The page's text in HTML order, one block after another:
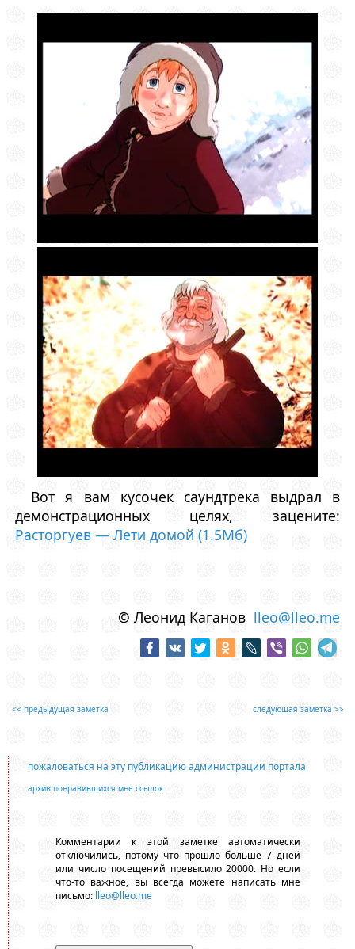
Вот я вам кусочек саундтрека выдрал в
демонстрационных целях, зацените:
Расторгуев — Лети домой (1.5Мб)
© Леонид Каганов lleo@lleo.me
<< предыдущая заметка следующая заметка >>
пожаловаться на эту публикацию администрации портала
архив понравившихся мне ссылок
Комментарии к этой заметке автоматически
отключились, потому что прошло больше 7 дней
или число посещений превысило 20000. Но если
что-то важное, вы всегда можете написать мне
письмо: lleo@lleo.me